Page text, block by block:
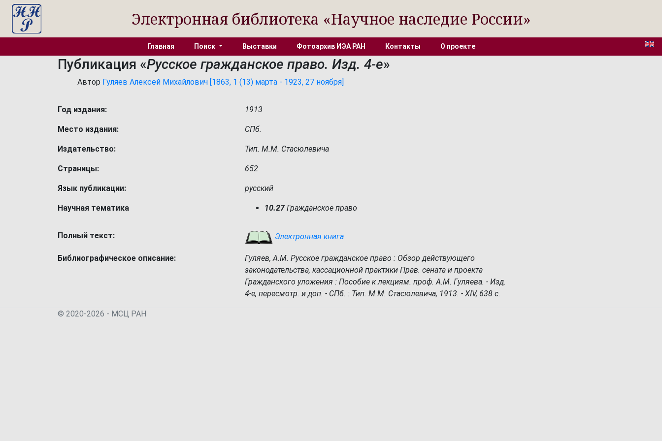
Электронная библиотека «Научное наследие России»
Главная Поиск Выставки Фотоархив ИЭА РАН Контакты О проекте
Публикация «Русское гражданское право. Изд. 4-е»
Автор Гуляев Алексей Михайлович [1863, 1 (13) марта - 1923, 27 ноября]
Год издания: 1913
Место издания: СПб.
Издательство: Тип. М.М. Стасюлевича
Страницы: 652
Язык публикации: русский
Научная тематика 10.27Гражданское право
Полный текст: Электронная книга
Библиографическое описание:
Гуляев, А.М. Русское гражданское право : Обзор действующего
законодательства, кассационной практики Прав. сената и проекта
Гражданского уложения : Пособие к лекциям. проф. А.М. Гуляева. - Изд.
4-е, пересмотр. и доп. - СПб. : Тип. М.М. Стасюлевича, 1913. - XIV, 638 с.
© 2020-2026 - МСЦ РАН